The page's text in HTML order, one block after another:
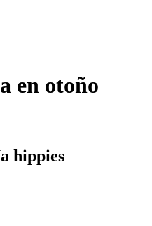
en otoño
hippies